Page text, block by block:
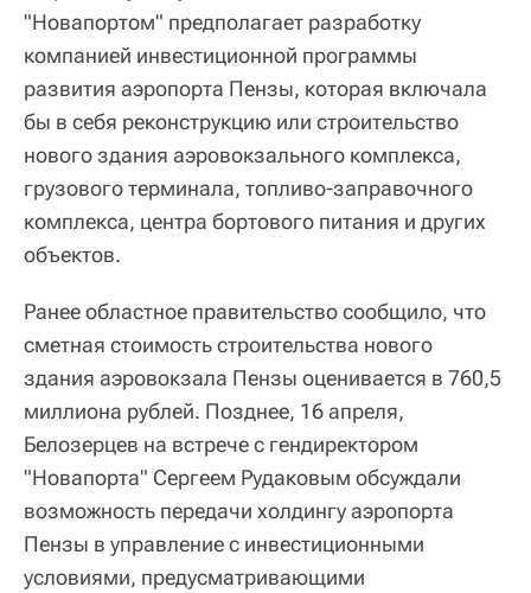
"Новапортом" предполагает разработку
компанией инвестиционной программы
развития аэропорта Пензы, которая включала
бы в себя реконструкцию или строительство
нового здания аэровокзального комплекса,
грузового терминала, топливо-заправочного
комплекса, центра бортового питания и других
объектов.
Ранее областное правительство сообщило, что
сметная стоимость строительства нового
здания аэровокзала Пензы оценивается в 760,5
миллиона рублей. Позднее, 16 апреля,
Белозерцев на встрече с гендиректором
"Новапорта" Сергеем Рудаковым обсуждали
возможность передачи холдингу аэропорта
Пензы в управление с инвестиционными
условиями, предусматривающими